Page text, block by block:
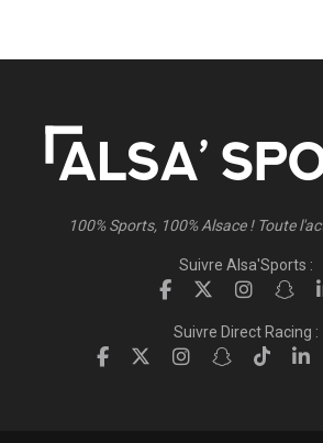
100% Sports, 100% Alsace ! Toute
Suivre Alsa'Sports :
Suivre Direct Racing :